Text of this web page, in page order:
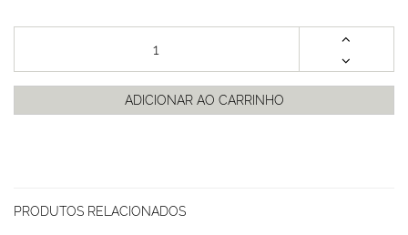
ADICIONAR AO CARRINHO
PRODUTOS RELACIONADOS